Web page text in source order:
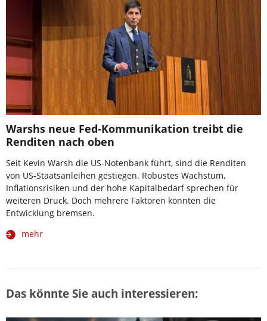
Warshs neue Fed-Kommunikation treibt die
Renditen nach oben
Seit Kevin Warsh die US-Notenbank führt, sind die Renditen
von US-Staatsanleihen gestiegen. Robustes Wachstum,
Inflationsrisiken und der hohe Kapitalbedarf sprechen für
weiteren Druck. Doch mehrere Faktoren könnten die
Entwicklung bremsen.
mehr
Das könnte Sie auch interessieren: